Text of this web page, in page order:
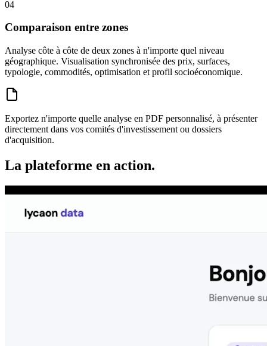
04
Comparaison entre zones
Analyse côte à côte de deux zones à n'importe quel niveau
géographique. Visualisation synchronisée des prix, surfaces,
typologie, commodités, optimisation et profil socioéconomique.
Exportez n'importe quelle analyse en PDF personnalisé, à présenter
directement dans vos comités d'investissement ou dossiers
d'acquisition.
La plateforme en action.